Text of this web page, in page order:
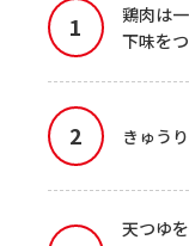
鶏肉は
下味をつ
きゅう
天つゆ